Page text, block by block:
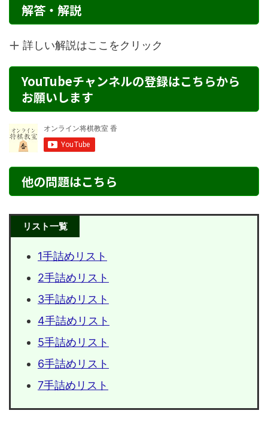
解答・解説
詳しい解説はここをクリック
YouTubeチャンネルの登録はこちらから
お願いします
他の問題はこちら
リスト一覧
1手詰めリスト
2手詰めリスト
3手詰めリスト
4手詰めリスト
5手詰めリスト
6手詰めリスト
7手詰めリスト